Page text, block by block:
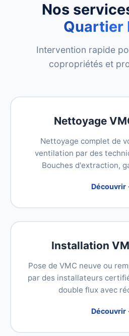
Nos
Quartier
Intervention rapide
copropriétés et
Nettoyage
Nettoyage complet de
ventilation par des
Bouches d'extraction,
Découvrir
Installation
Pose de VMC neuve ou
par des installateurs
double flux avec
Découvrir